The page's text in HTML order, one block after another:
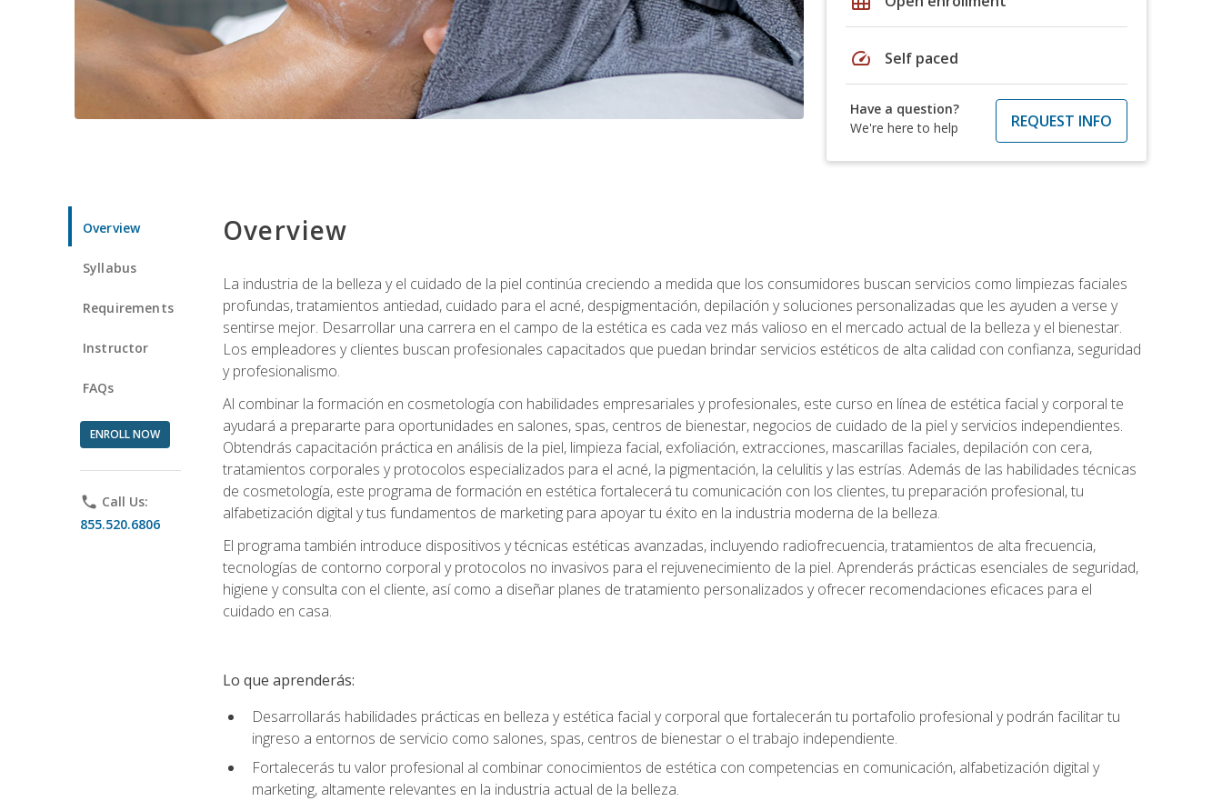
speed Self paced
Have a question?
We're here to help
REQUEST INFO
Overview
Syllabus
Requirements
Instructor
FAQs
ENROLL NOW
phone Call Us:
855.520.6806
Overview
La industria de la belleza y el cuidado de la piel continúa creciendo a medida que los consumidores buscan servicios como limpiezas faciales
profundas, tratamientos antiedad, cuidado para el acné, despigmentación, depilación y soluciones personalizadas que les ayuden a verse y
sentirse mejor. Desarrollar una carrera en el campo de la estética es cada vez más valioso en el mercado actual de la belleza y el bienestar.
Los empleadores y clientes buscan profesionales capacitados que puedan brindar servicios estéticos de alta calidad con confianza, seguridad
y profesionalismo.
Al combinar la formación en cosmetología con habilidades empresariales y profesionales, este curso en línea de estética facial y corporal te
ayudará a prepararte para oportunidades en salones, spas, centros de bienestar, negocios de cuidado de la piel y servicios independientes.
Obtendrás capacitación práctica en análisis de la piel, limpieza facial, exfoliación, extracciones, mascarillas faciales, depilación con cera,
tratamientos corporales y protocolos especializados para el acné, la pigmentación, la celulitis y las estrías. Además de las habilidades técnicas
de cosmetología, este programa de formación en estética fortalecerá tu comunicación con los clientes, tu preparación profesional, tu
alfabetización digital y tus fundamentos de marketing para apoyar tu éxito en la industria moderna de la belleza.
El programa también introduce dispositivos y técnicas estéticas avanzadas, incluyendo radiofrecuencia, tratamientos de alta frecuencia,
tecnologías de contorno corporal y protocolos no invasivos para el rejuvenecimiento de la piel. Aprenderás prácticas esenciales de seguridad,
higiene y consulta con el cliente, así como a diseñar planes de tratamiento personalizados y ofrecer recomendaciones eficaces para el
cuidado en casa.
Lo que aprenderás:
Desarrollarás habilidades prácticas en belleza y estética facial y corporal que fortalecerán tu portafolio profesional y podrán facilitar tu
ingreso a entornos de servicio como salones, spas, centros de bienestar o el trabajo independiente.
Fortalecerás tu valor profesional al combinar conocimientos de estética con competencias en comunicación, alfabetización digital y
marketing, altamente relevantes en la industria actual de la belleza.